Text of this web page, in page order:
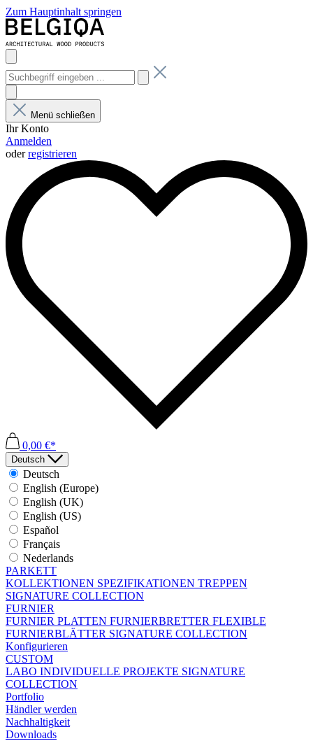
Zum Hauptinhalt springen
Menü schließen
Ihr Konto
Anmelden
oderregistrieren
0,00 €*
Deutsch
Deutsch
English (Europe)
English (UK)
English (US)
Español
Français
Nederlands
PARKETT
KOLLEKTIONEN SPEZIFIKATIONEN TREPPEN
SIGNATURE COLLECTION
FURNIER
FURNIER PLATTEN FURNIERBRETTER FLEXIBLE
FURNIERBLÄTTER SIGNATURE COLLECTION
Konfigurieren
CUSTOM
LABO INDIVIDUELLE PROJEKTE SIGNATURE
COLLECTION
Portfolio
Händler werden
Nachhaltigkeit
Downloads